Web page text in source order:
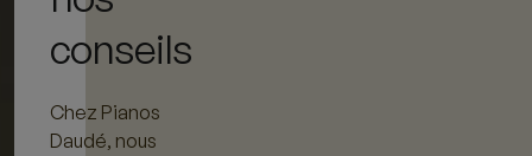
conseils
Chez Pianos
Daudé, nous